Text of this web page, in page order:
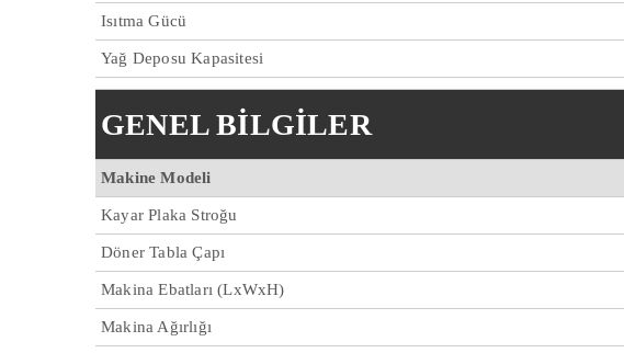
Isıtma Gücü
Yağ Deposu Kapasitesi
GENEL BİLGİLER
Makine Modeli
Kayar Plaka Stroğu
Döner Tabla Çapı
Makina Ebatları (LxWxH)
Makina Ağırlığı